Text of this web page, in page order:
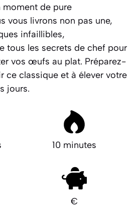
moment de pure
vous livrons non pas une,
infaillibles,
tous les secrets de chef pour
vos œufs au plat. Préparez-
ce classique et à élever votre
jours.
10 minutes
€